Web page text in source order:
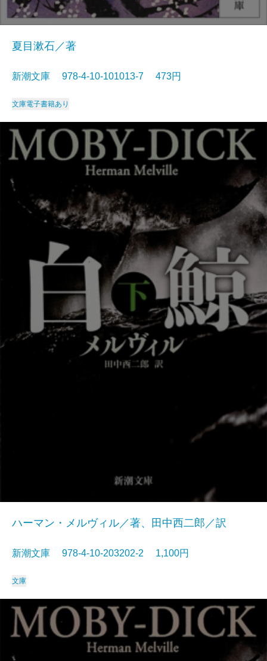
夏目漱石／著
新潮文庫 978-4-10-101013-7 473円
文庫電子書籍あり
ハーマン・メルヴィル／著、田中西二郎／訳
新潮文庫 978-4-10-203202-2 1,100円
文庫